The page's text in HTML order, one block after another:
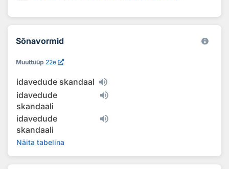
Sõnavormid
Muuttüüp 22e
idavedude skandaal
idavedude
skandaali
idavedude
skandaali
Näita tabelina